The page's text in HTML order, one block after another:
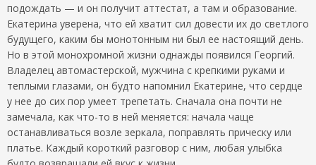
подождать — и он получит аттестат, а там и образование.
Екатерина уверена, что ей хватит сил довести их до светлого
будущего, каким бы монотонным ни был ее настоящий день.
Но в этой монохромной жизни однажды появился Георгий.
Владелец автомастерской, мужчина с крепкими руками и
теплыми глазами, он будто напомнил Екатерине, что сердце
у нее до сих пор умеет трепетать. Сначала она почти не
замечала, как что-то в ней меняется: начала чаще
останавливаться возле зеркала, поправлять прическу или
платье. Каждый короткий разговор с ним, любая улыбка